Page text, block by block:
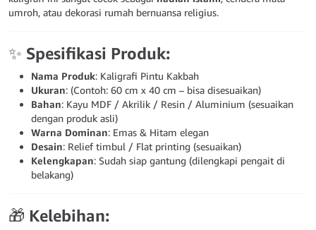
umroh, atau dekorasi rumah bernuansa religius.
✨ Spesifikasi Produk:
Nama Produk: Kaligrafi Pintu Kakbah
Ukuran: (Contoh: 60 cm x 40 cm – bisa disesuaikan)
Bahan: Kayu MDF / Akrilik / Resin / Aluminium (sesuaikan
dengan produk asli)
Warna Dominan: Emas & Hitam elegan
Desain: Relief timbul / Flat printing (sesuaikan)
Kelengkapan: Sudah siap gantung (dilengkapi pengait di
belakang)
🎁 Kelebihan: